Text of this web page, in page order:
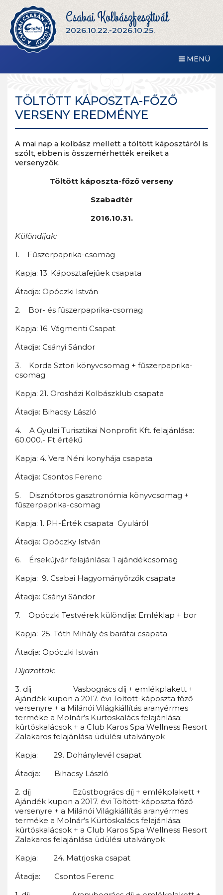
Csabai Kolbászfesztivál
2026.10.22.-2026.10.25.
MENÜ
TÖLTÖTT KÁPOSZTA-FŐZŐ
VERSENY EREDMÉNYE
A mai nap a kolbász mellett a töltött káposztáról is
szólt, ebben is összemérhették ereiket a
versenyzők.
Töltött káposzta-főző verseny
Szabadtér
2016.10.31.
Különdíjak:
1. Fűszerpaprika-csomag
Kapja: 13. Káposztafejűek csapata
Átadja: Opóczki István
2. Bor- és fűszerpaprika-csomag
Kapja: 16. Vágmenti Csapat
Átadja: Csányi Sándor
3. Korda Sztori könyvcsomag + fűszerpaprika-
csomag
Kapja: 21. Orosházi Kolbászklub csapata
Átadja: Bihacsy László
4. A Gyulai Turisztikai Nonprofit Kft. felajánlása:
60.000.- Ft értékű
Kapja: 4. Vera Néni konyhája csapata
Átadja: Csontos Ferenc
5. Disznótoros gasztronómia könyvcsomag +
fűszerpaprika-csomag
Kapja: 1. PH-Érték csapata Gyuláról
Átadja: Opóczky István
6. Érsekújvár felajánlása: 1 ajándékcsomag
Kapja: 9. Csabai Hagyományőrzők csapata
Átadja: Csányi Sándor
7. Opóczki Testvérek különdíja: Emléklap + bor
Kapja: 25. Tóth Mihály és barátai csapata
Átadja: Opóczki István
Díjazottak:
3. díj Vasbogrács díj + emlékplakett +
Ajándék kupon a 2017. évi Töltött-káposzta főző
versenyre + a Milánói Világkiállítás aranyérmes
terméke a Molnár’s Kürtöskalács felajánlása:
kürtöskalácsok + a Club Karos Spa Wellness Resort
Zalakaros felajánlása üdülési utalványok
Kapja: 29. Dohánylevél csapat
Átadja: Bihacsy László
2. díj Ezüstbogrács díj + emlékplakett +
Ajándék kupon a 2017. évi Töltött-káposzta főző
versenyre + a Milánói Világkiállítás aranyérmes
terméke a Molnár’s Kürtöskalács felajánlása:
kürtöskalácsok + a Club Karos Spa Wellness Resort
Zalakaros felajánlása üdülési utalványok
Kapja: 24. Matrjoska csapat
Átadja: Csontos Ferenc